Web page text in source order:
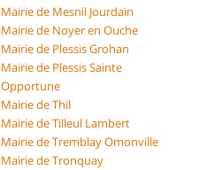
Mairie de Mesnil Jourdain
Mairie de Noyer en Ouche
Mairie de Plessis Grohan
Mairie de Plessis Sainte
Opportune
Mairie de Thil
Mairie de Tilleul Lambert
Mairie de Tremblay Omonville
Mairie de Tronquay